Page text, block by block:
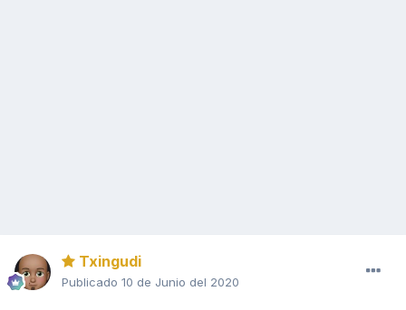
Txingudi
Publicado 10 de Junio del 2020